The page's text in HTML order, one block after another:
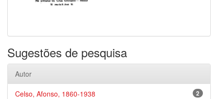
Sugestões de pesquisa
Autor
2
Celso, Afonso, 1860-1938